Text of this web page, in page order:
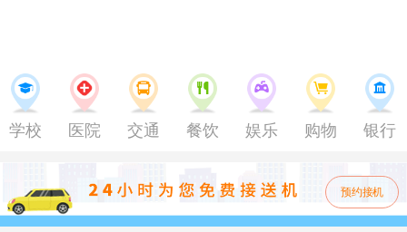
学校 医院 交通 餐饮 娱乐 购物 银行
预约接机